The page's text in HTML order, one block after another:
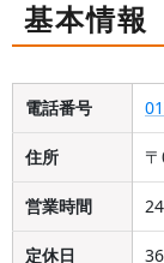
基本情報
電話番号
住所
営業時間
定休日